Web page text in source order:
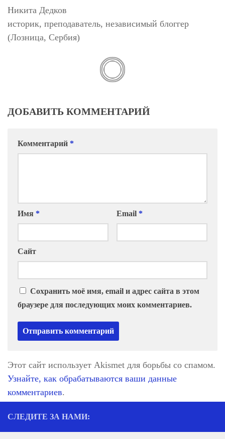
Никита Дедков
историк, преподаватель, независимый блоггер
(Лозница, Сербия)
ДОБАВИТЬ КОММЕНТАРИЙ
Комментарий *
Имя * Email *
Сайт
Сохранить моё имя, email и адрес сайта в этом
браузере для последующих моих комментариев.
Этот сайт использует Akismet для борьбы со спамом.
Узнайте, как обрабатываются ваши данные
комментариев.
СЛЕДИТЕ ЗА НАМИ: